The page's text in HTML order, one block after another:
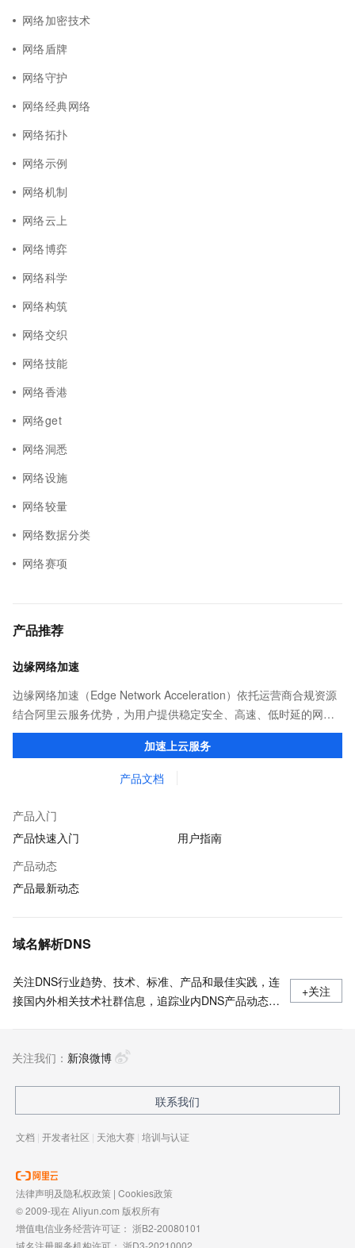
网络加密技术
网络盾牌
网络守护
网络经典网络
网络拓扑
网络示例
网络机制
网络云上
网络博弈
网络科学
网络构筑
网络交织
网络技能
网络香港
网络get
网络洞悉
网络设施
网络较量
网络数据分类
网络赛项
产品推荐
边缘网络加速
边缘网络加速（Edge Network Acceleration）依托运营商合规资源
结合阿里云服务优势，为用户提供稳定安全、高速、低时延的网络
传输，解决客户不同站点的连接、组网、数据安全传输、业务质量
加速上云服务
产品文档
产品入门
产品快速入门
用户指南
产品动态
产品最新动态
域名解析DNS
关注DNS行业趋势、技术、标准、产品和最佳实践，连
接国内外相关技术社群信息，追踪业内DNS产品动态，
+关注
关注我们： 新浪微博
联系我们
文档 | 开发者社区 | 天池大赛 | 培训与认证
法律声明及隐私权政策 | Cookies政策
© 2009-现在 Aliyun.com 版权所有
增值电信业务经营许可证： 浙B2-20080101
域名注册服务机构许可： 浙D3-20210002